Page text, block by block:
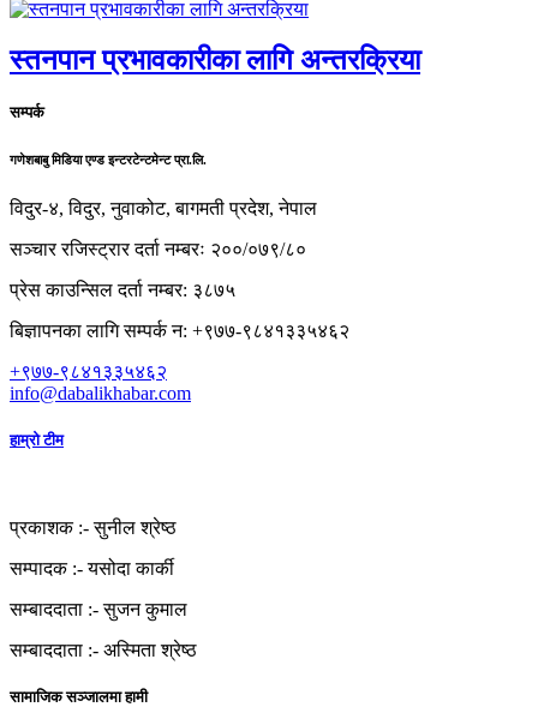
स्तनपान प्रभावकारीका लागि अन्तरक्रिया
सम्पर्क
गणेशबाबु मिडिया एण्ड इन्टरटेन्टमेन्ट प्रा.लि.
विदुर-४, विदुर, नुवाकोट, बागमती प्रदेश, नेपाल
सञ्चार रजिस्ट्रार दर्ता नम्बरः २००/०७९/८०
प्रेस काउन्सिल दर्ता नम्बर: ३८७५
बिज्ञापनका लागि सम्पर्क न: +९७७-९८४१३३५४६२
+९७७-९८४१३३५४६२
info@dabalikhabar.com
हाम्रो टीम
प्रकाशक :-सुनील श्रेष्ठ
सम्पादक :-यसोदा कार्की
सम्बाददाता :-सुजन कुमाल
सम्बाददाता :- अस्मिता श्रेष्ठ
सामाजिक सञ्जालमा हामी